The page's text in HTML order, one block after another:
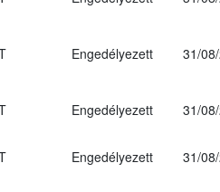
Engedélyezett 31/
Engedélyezett 31/
Engedélyezett
31/